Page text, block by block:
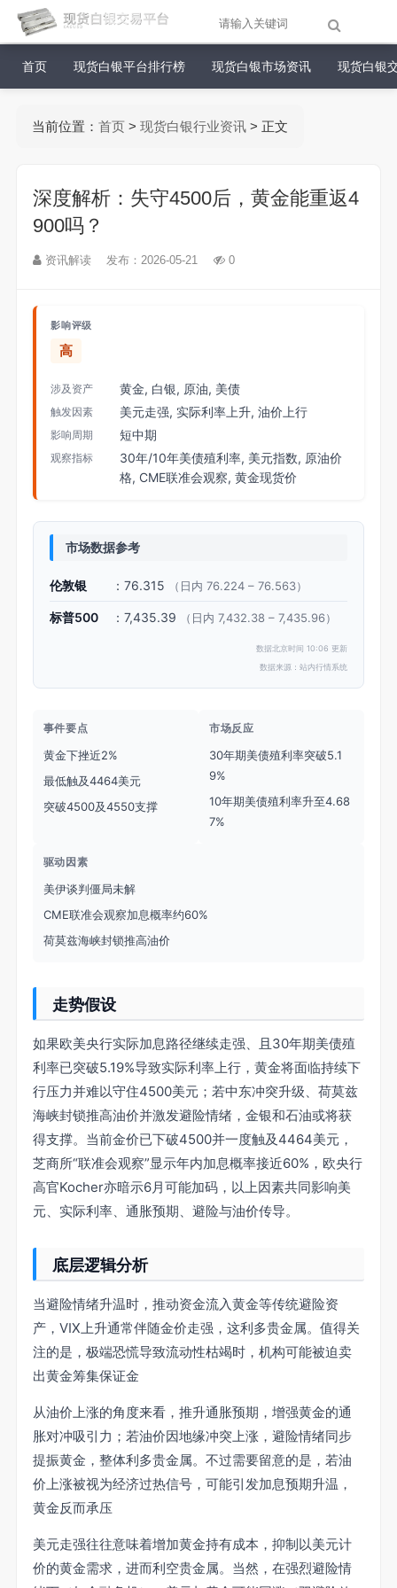
首页 现货白银平台排行榜 现货白银市场资讯 现货白银
当前位置： 首页> 现货白银行业资讯> 正文
深度解析：失守4500后，黄金能重返4
900吗？
资讯解读 发布：2026-05-21 0
影响评级
高
涉及资产 黄金, 白银, 原油, 美债
触发因素 美元走强, 实际利率上升, 油价上行
影响周期 短中期
观察指标
30年/10年美债殖利率, 美元指数, 原油价
格, CME联准会观察, 黄金现货价
市场数据参考
伦敦银 ：76.315 （日内 76.224 – 76.563）
标普500 ：7,435.39 （日内 7,432.38 – 7,435.96）
数据北京时间 10:06 更新
数据来源：站内行情系统
事件要点
黄金下挫近2%
最低触及4464美元
突破4500及4550支撑
市场反应
30年期美债殖利率突破5.1
9%
10年期美债殖利率升至4.68
7%
驱动因素
美伊谈判僵局未解
CME联准会观察加息概率约60%
荷莫兹海峡封锁推高油价
走势假设
如果欧美央行实际加息路径继续走强、且30年期美债殖
利率已突破5.19%导致实际利率上行，黄金将面临持续下
行压力并难以守住4500美元；若中东冲突升级、荷莫兹
海峡封锁推高油价并激发避险情绪，金银和石油或将获
得支撑。当前金价已下破4500并一度触及4464美元，
芝商所“联准会观察”显示年内加息概率接近60%，欧央行
高官Kocher亦暗示6月可能加码，以上因素共同影响美
元、实际利率、通胀预期、避险与油价传导。
底层逻辑分析
当避险情绪升温时，推动资金流入黄金等传统避险资
产，VIX上升通常伴随金价走强，这利多贵金属。值得关
注的是，极端恐慌导致流动性枯竭时，机构可能被迫卖
出黄金筹集保证金
从油价上涨的角度来看，推升通胀预期，增强黄金的通
胀对冲吸引力；若油价因地缘冲突上涨，避险情绪同步
提振黄金，整体利多贵金属。不过需要留意的是，若油
价上涨被视为经济过热信号，可能引发加息预期升温，
黄金反而承压
美元走强往往意味着增加黄金持有成本，抑制以美元计
价的黄金需求，进而利空贵金属。当然，在强烈避险情